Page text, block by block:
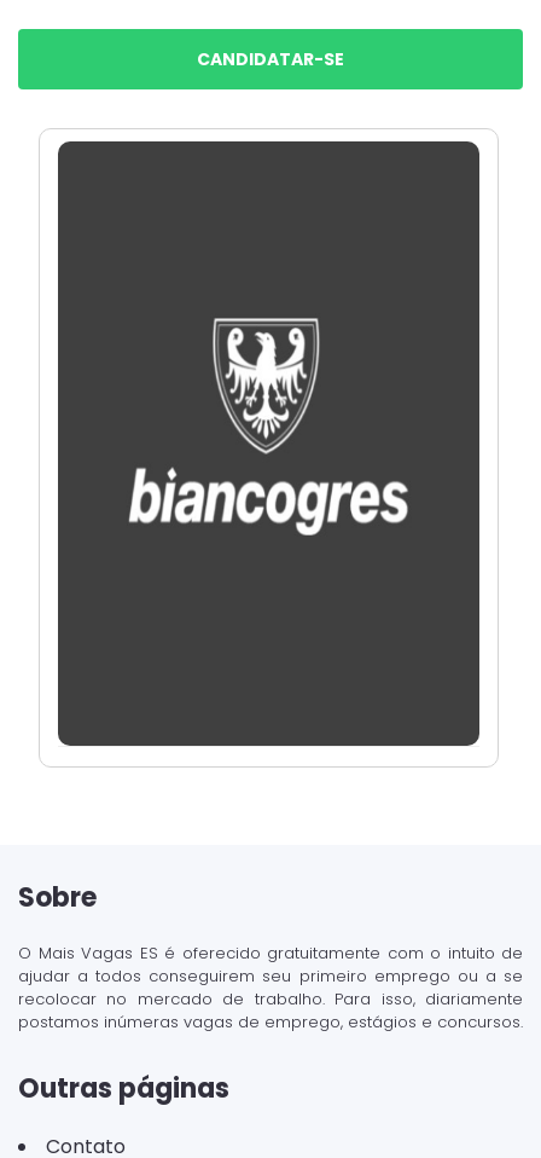
CANDIDATAR-SE
Sobre
O Mais Vagas ES é oferecido gratuitamente com o intuito de
ajudar a todos conseguirem seu primeiro emprego ou a se
recolocar no mercado de trabalho. Para isso, diariamente
postamos inúmeras vagas de emprego, estágios e concursos.
Outras páginas
Contato